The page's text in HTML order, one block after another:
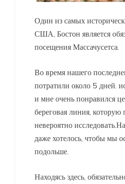
Один из самых
США, Бостон является
посещения Массачусетса.
Во время нашего
потратили около 5 дней.
и мне очень понравился
береговая линия, которую
невероятно
даже хотелось, чтобы мы
подольше.
Находясь здесь,